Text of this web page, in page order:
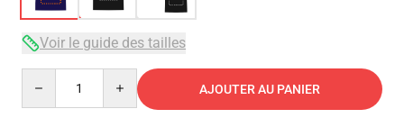
Voir le guide des tailles
AJOUTER AU PANIER